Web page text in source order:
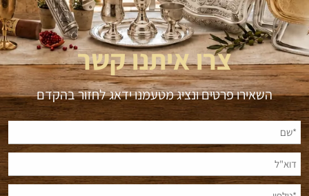
צרו איתנו קשר
השאירו פרטים ונציג מטעמנו ידאג לחזור בהקדם